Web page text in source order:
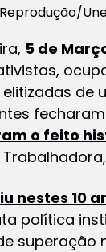
5 de
de
o feito
nestes 10
política
superação